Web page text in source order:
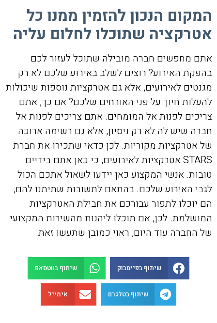
המקום הנכון להזמין ממנו כל
אטרקציה שתוכלו לחלום עליה
אתם מחפשים חברה מובילה שתוכל לעזור לכם
בהפקת האירוע? רוצים לשלב באירוע שלכם לא רק
מגנטים לאירועים, אלא גם אטרקציות נוספות שיכולות
להעלות חיוך על פני האורחים שלכם? אם כך, אתם
צריכים לפנות אל המומחים. אתם צריכים לפנות אל
חברה שיש לה לא רק ניסיון, אלא גם רשימה ארוכה
של אטרקציות מקוריות. לכן כדאי שתכירו את חברת
STARS אטרקציות לאירועים, כי כאן אתם בידיים
טובות. אנשי המקצוע כאן יידעו לשאול אתכם הכול
לגבי האירוע שלכם. בהתאם לתשובות שתיתנו להם,
הם יוכלו לתפור עבורכם את חבילת האטרקציות
המושלמת. לכן, אם תוכלו ליהנות מהשירות המקצועי
של החברה עוד היום, ראוי כמובן שתעשו זאת.
שיתוף בפייסבוק שיתוף בווטסאפ
שיתוף בטלגרם אימייל